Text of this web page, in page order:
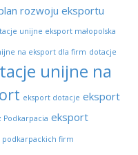
rozwoju eksportu
unijne eksport małopolska
na eksport dla firm dotacje
unijne na
eksport dotacje eksport
eksport
podkarpackich firm